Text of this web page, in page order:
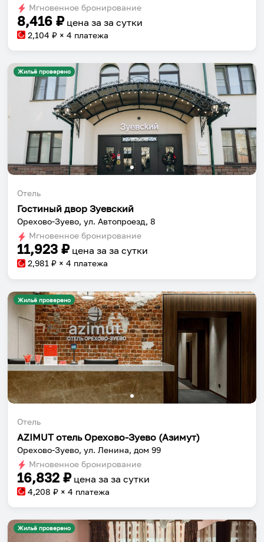
changing
dates.
changing
dates.
Мгновенное бронирование
8,416 ₽ цена за за сутки
2,104 ₽ × 4 платежа
Жильё проверено
Отель
Гостиный двор Зуевский
Орехово-Зуево, ул. Автопроезд, 8
Мгновенное бронирование
11,923 ₽ цена за за сутки
2,981 ₽ × 4 платежа
Жильё проверено
Отель
AZIMUT отель Орехово-Зуево (Азимут)
Орехово-Зуево, ул. Ленина, дом 99
Мгновенное бронирование
16,832 ₽ цена за за сутки
4,208 ₽ × 4 платежа
Жильё проверено